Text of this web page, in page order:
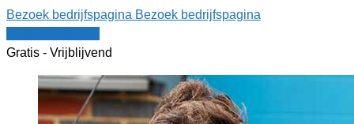
Bezoek bedrijfspagina Bezoek bedrijfspagina
Gratis - Vrijblijvend